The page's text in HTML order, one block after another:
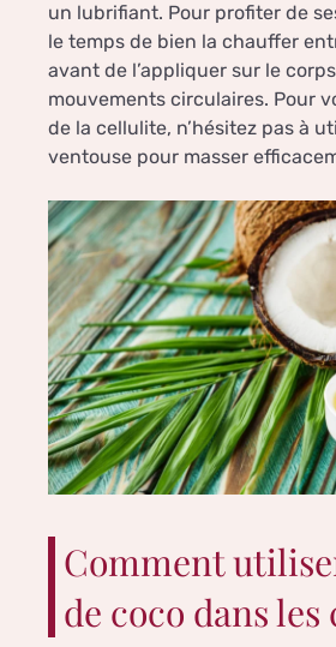
un lubrifiant. Pour profiter de
le temps de bien la chauffer
avant de l’appliquer sur le
mouvements circulaires. Pour
de la cellulite, n’hésitez pas à
ventouse pour masser
Comment
de coco dans les